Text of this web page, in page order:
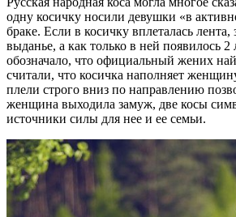
одну косичку носили девушки «в
браке. Если в косичку вплеталась лента,
выданье, а как только в ней появилось 2
обозначало, что официальный жених
считали, что косичка наполняет
плели строго вниз по направлению
женщина выходила замуж, две косы
источники силы для нее и ее семьи.